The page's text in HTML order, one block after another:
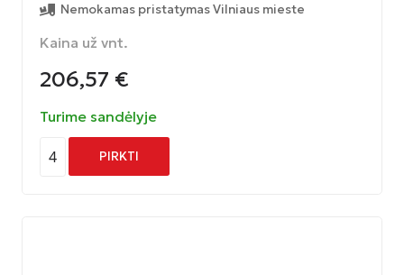
Nemokamas pristatymas Vilniaus mieste
Kaina už vnt.
206,57 €
Turime sandėlyje
4 PIRKTI